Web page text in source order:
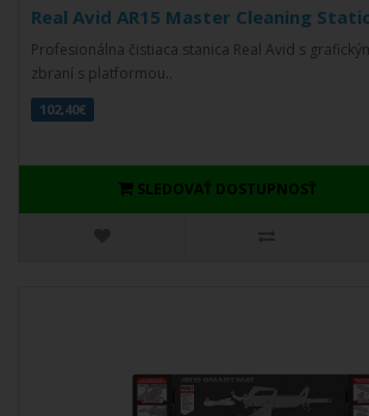
Real Avid AR15 Master Cleaning
Profesionálna čistiaca stanica Real Avid s
zbraní s platformou..
102,40€
SLEDOVAŤ DOSTUPNOSŤ